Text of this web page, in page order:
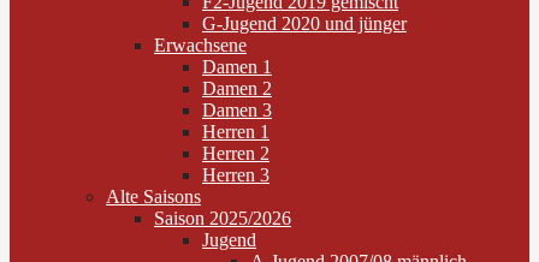
G-Jugend 2020 und jünger
Erwachsene
Damen 1
Damen 2
Damen 3
Herren 1
Herren 2
Herren 3
Alte Saisons
Saison 2025/2026
Jugend